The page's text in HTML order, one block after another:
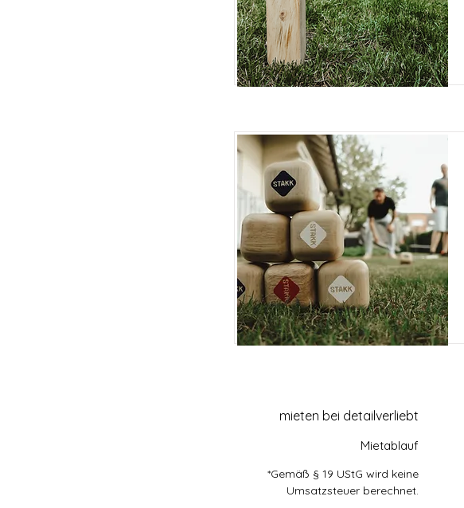
mieten bei detailverliebt
Mietablauf
*Gemäß § 19 UStG wird keine
Umsatzsteuer berechnet.